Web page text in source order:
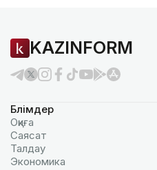
KAZINFORM
Бөлімдер
Оқиға
Саясат
Талдау
Экономика